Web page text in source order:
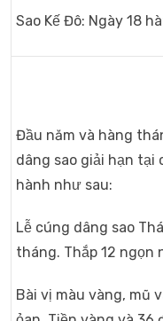
Sao Kế Đô: Ngày 18
Đầu năm và hàng
dâng sao giải hạn tại
hành như sau:
Lễ cúng dâng sao
tháng. Thắp 12 ngọn
Bài vị màu vàng, mũ